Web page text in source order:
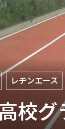
レヂンエース
校グ